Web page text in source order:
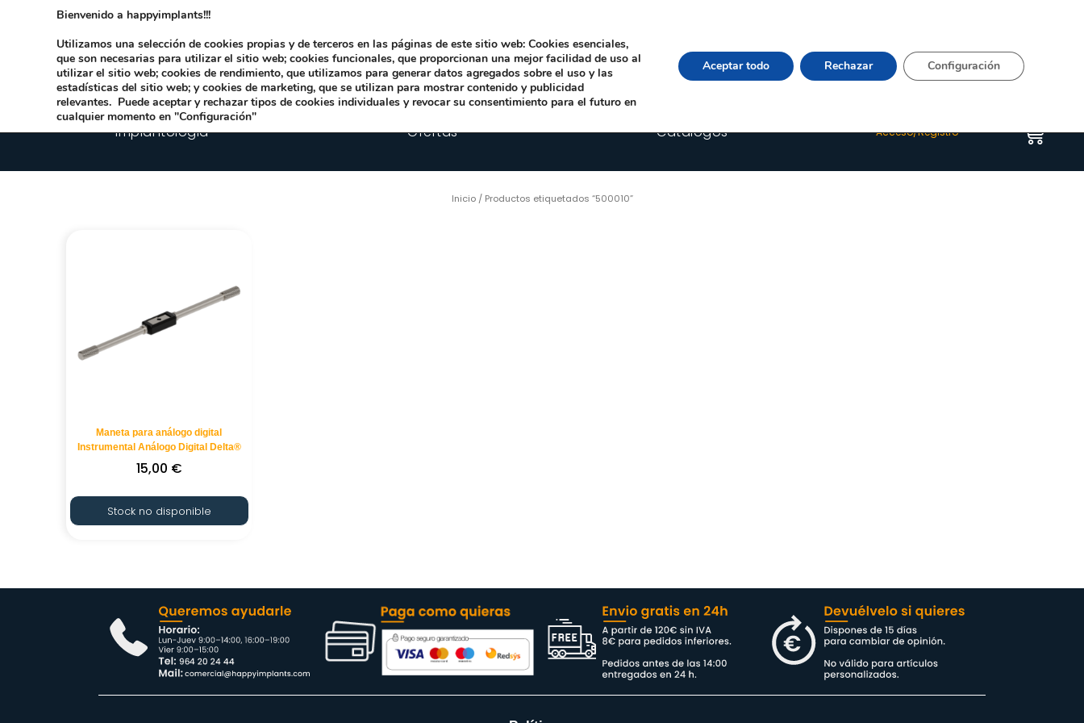
Dirección:
Quienes somos Happyblog Contacto
Implantologia Ofertas Catálogos Acceso/Registro
Inicio/ Productos etiquetados “500010”
Maneta para análogo digital
Instrumental Análogo Digital Delta®
15,00 €
Stock no disponible
Bienvenido a happyimplants!!!
Utilizamos una selección de cookies propias y de terceros en las páginas de este sitio web: Cookies esenciales,
que son necesarias para utilizar el sitio web; cookies funcionales, que proporcionan una mejor facilidad de uso al
utilizar el sitio web; cookies de rendimiento, que utilizamos para generar datos agregados sobre el uso y las
estadísticas del sitio web; y cookies de marketing, que se utilizan para mostrar contenido y publicidad
relevantes. Puede aceptar y rechazar tipos de cookies individuales y revocar su consentimiento para el futuro en
cualquier momento en "Configuración"
Aceptar todo Rechazar Configuración